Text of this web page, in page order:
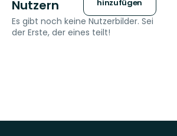
Nutzern
hinzufügen
Es gibt noch keine Nutzerbilder. Sei
der Erste, der eines teilt!